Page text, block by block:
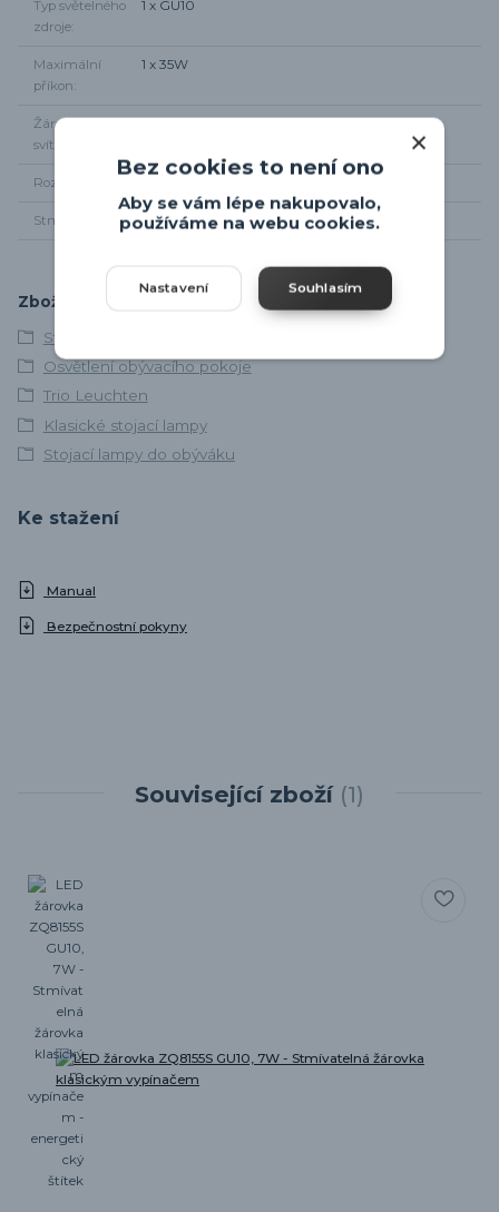
Typ světelného
zdroje
1 x GU10
Maximální
příkon
1 x 35W
Žárovky součástí
svítidla
Ne
Rozměr svítidla
Stmívání NE
Zboží zařazeno v kategoriích
Stojací lampy
Osvětlení obývacího pokoje
Trio Leuchten
Klasické stojací lampy
Stojací lampy do obýváku
Ke stažení
Manual
Bezpečnostní pokyny
Související zboží 1
Bez cookies to není ono
Aby se vám lépe nakupovalo,
používáme na webu cookies.
Nastavení Souhlasím